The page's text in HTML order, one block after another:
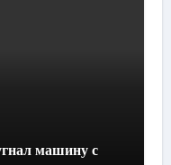
машину с